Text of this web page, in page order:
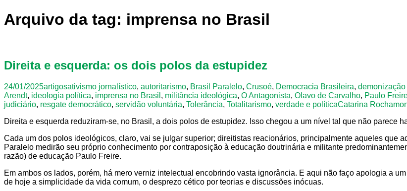
Arquivo da tag: imprensa no Brasil
Direita e esquerda: os dois polos da estupidez
24/01/2025artigosativismo jornalístico, autoritarismo, Brasil Paralelo, Crusoé, Democracia Brasileira,
Arendt, ideologia política, imprensa no Brasil , militância ideológica, O Antagonista, Olavo de Carvalho, Paulo
judiciário, resgate democrático, servidão voluntária, Tolerância, Totalitarismo, verdade e políticaCatarina
Direita e esquerda reduziram-se, no Brasil, a dois polos de estupidez. Isso chegou a um nível tal que não parece
Cada um dos polos ideológicos, claro, vai se julgar superior; direitistas reacionários, principalmente aqueles que
Paralelo medirão seu próprio conhecimento por contraposição à educação doutrinária e militante
razão) de educação Paulo Freire.
Em ambos os lados, porém, há mero verniz intelectual encobrindo vasta ignorância. E aqui não faço apologia a
de hoje a simplicidade da vida comum, o desprezo cético por teorias e discussões inócuas.